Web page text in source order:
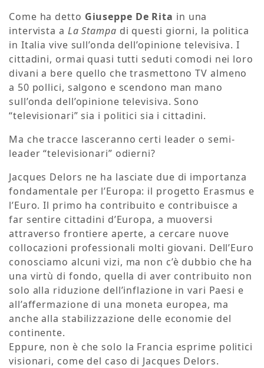
Come ha detto Giuseppe De Rita in una
intervista a La Stampa di questi giorni, la politica
in Italia vive sull’onda dell’opinione televisiva. I
cittadini, ormai quasi tutti seduti comodi nei loro
divani a bere quello che trasmettono TV almeno
a 50 pollici, salgono e scendono man mano
sull’onda dell’opinione televisiva. Sono
“televisionari” sia i politici sia i cittadini.
Ma che tracce lasceranno certi leader o semi-
leader “televisionari” odierni?
Jacques Delors ne ha lasciate due di importanza
fondamentale per l’Europa: il progetto Erasmus e
l’Euro. Il primo ha contribuito e contribuisce a
far sentire cittadini d’Europa, a muoversi
attraverso frontiere aperte, a cercare nuove
collocazioni professionali molti giovani. Dell’Euro
conosciamo alcuni vizi, ma non c’è dubbio che ha
una virtù di fondo, quella di aver contribuito non
solo alla riduzione dell’inflazione in vari Paesi e
all’affermazione di una moneta europea, ma
anche alla stabilizzazione delle economie del
continente.
Eppure, non è che solo la Francia esprime politici
visionari, come del caso di Jacques Delors.